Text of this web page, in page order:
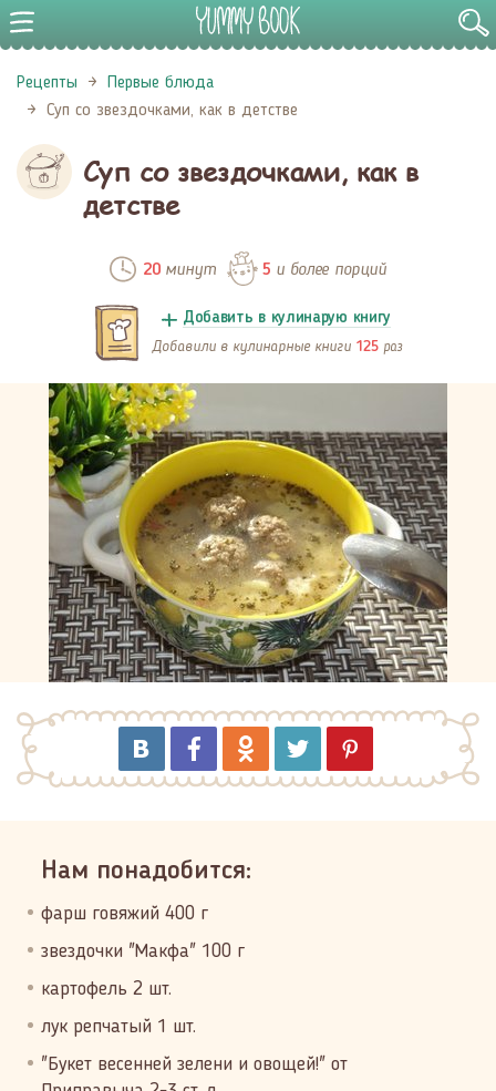
Рецепты
Первые блюда
Суп со звездочками, как в детстве
Суп со звездочками, как в
детстве
20минут 5 и более порций
Добавить в кулинарую книгу
Добавили в кулинарные книги 125 раз
Нам понадобится:
фарш говяжий 400 г
звездочки "Макфа" 100 г
картофель 2 шт.
лук репчатый 1 шт.
"Букет весенней зелени и овощей!" от